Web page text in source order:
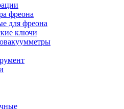
фреона
для фреона
ключи